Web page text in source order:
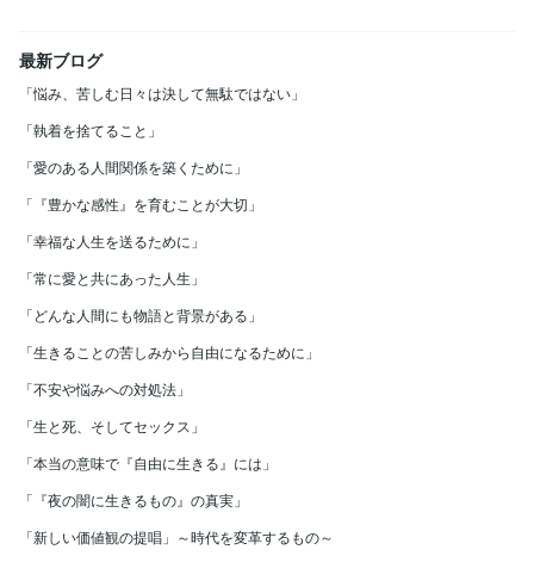
最新ブログ
「悩み、苦しむ日々は決して無駄ではない」
「執着を捨てること」
「愛のある人間関係を築くために」
「『豊かな感性』を育むことが大切」
「幸福な人生を送るために」
「常に愛と共にあった人生」
「どんな人間にも物語と背景がある」
「生きることの苦しみから自由になるために」
「不安や悩みへの対処法」
「生と死、そしてセックス」
「本当の意味で『自由に生きる』には」
「『夜の闇に生きるもの』の真実」
「新しい価値観の提唱」～時代を変革するもの～